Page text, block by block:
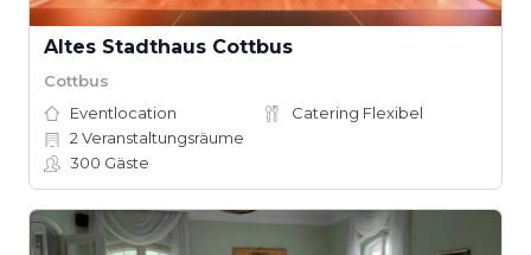
Altes Stadthaus Cottbus
Cottbus
Eventlocation
Catering Flexibel
2 Veranstaltungsräume
300 Gäste